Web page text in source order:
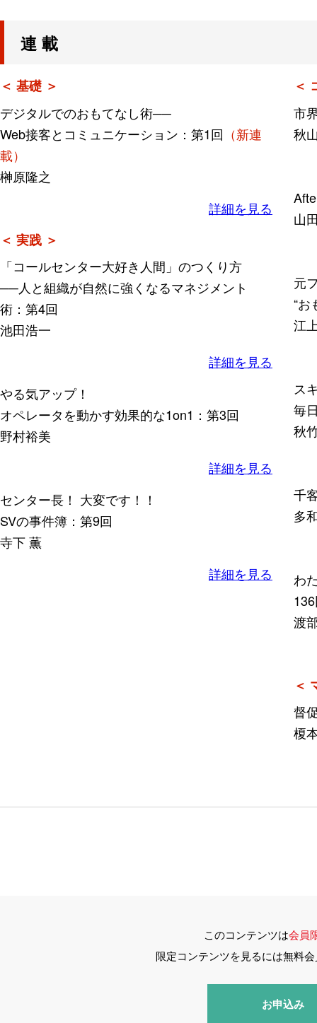
連 載
＜ 基礎 ＞
デジタルでのおもてなし術──
Web接客とコミュニケーション：第1回 （新連
載）
榊原隆之
詳細を見る
＜ 実践 ＞
「コールセンター大好き人間」のつくり方
──人と組織が自然に強くなるマネジメント
術：第4回
池田浩一
詳細を見る
やる気アップ！
オペレータを動かす効果的な1on1：第3回
野村裕美
詳細を見る
センター長！ 大変です！！
SVの事件簿：第9回
寺下 薫
詳細を見る
＜
市
秋
山
元
“お
江
ス
毎
秋
千
多
わ
渡
＜
督
榎
このコンテンツは会員
限定コンテンツを見るには無料
お申込み